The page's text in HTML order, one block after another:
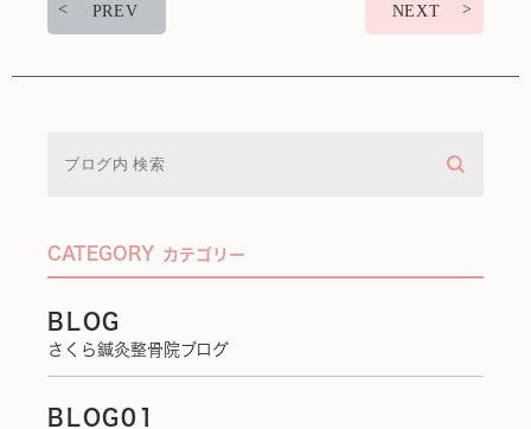
PREV NEXT
CATEGORY カテゴリー
BLOG
さくら鍼灸整骨院ブログ
BLOG01